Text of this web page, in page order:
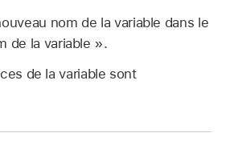
nom de la variable dans le
de la variable ».
de la variable sont